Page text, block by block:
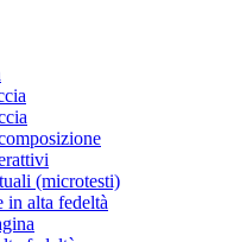
(microtesti)
in alta fedeltà